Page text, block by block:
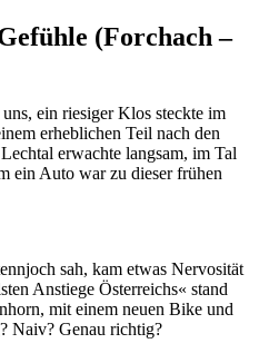
(Forchach –
ein riesiger Klos steckte im
erheblichen Teil nach den
erwachte langsam, im Tal
ein Auto war zu dieser frühen
sah, kam etwas Nervosität
Anstiege Österreichs« stand
mit einem neuen Bike und
Naiv? Genau richtig?